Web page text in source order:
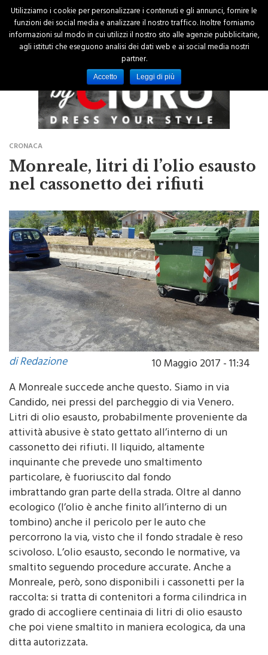
CRONACA
Monreale, litri di l’olio esausto
nel cassonetto dei rifiuti
di Redazione
10 Maggio 2017 - 11:34
A Monreale succede anche questo. Siamo in via
Candido, nei pressi del parcheggio di via Venero.
Litri di olio esausto, probabilmente proveniente da
attività abusive è stato gettato all’interno di un
cassonetto dei rifiuti. Il liquido, altamente
inquinante che prevede uno smaltimento
particolare, è fuoriuscito dal fondo
imbrattando gran parte della strada. Oltre al danno
ecologico (l’olio è anche finito all’interno di un
tombino) anche il pericolo per le auto che
percorrono la via, visto che il fondo stradale è reso
scivoloso. L’olio esausto, secondo le normative, va
smaltito seguendo procedure accurate. Anche a
Monreale, però, sono disponibili i cassonetti per la
raccolta: si tratta di contenitori a forma cilindrica in
grado di accogliere centinaia di litri di olio esausto
che poi viene smaltito in maniera ecologica, da una
ditta autorizzata.
Utilizziamo i cookie per personalizzare i contenuti e gli annunci, fornire le
funzioni dei social media e analizzare il nostro traffico. Inoltre forniamo
informazioni sul modo in cui utilizzi il nostro sito alle agenzie pubblicitarie,
agli istituti che eseguono analisi dei dati web e ai social media nostri
partner.
Accetto Leggi di più